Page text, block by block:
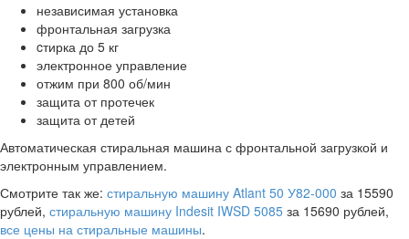
независимая установка
фронтальная загрузка
cтирка до 5 кг
электронное управление
отжим при 800 об/мин
защита от протечек
защита от детей
Автоматическая стиральная машина с фронтальной загрузкой и
электронным управлением.
Смотрите так же: стиральную машину Atlant 50 У82-000 за 15590
рублей, стиральную машину Indesit IWSD 5085 за 15690 рублей,
все цены на стиральные машины.